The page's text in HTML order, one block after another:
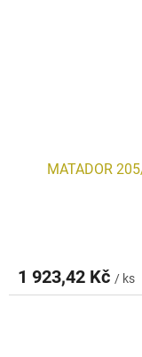
MATADOR
1 923,42 Kč / ks